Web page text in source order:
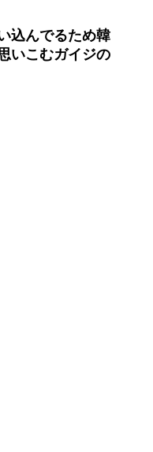
込んでるため韓
いこむガイジの